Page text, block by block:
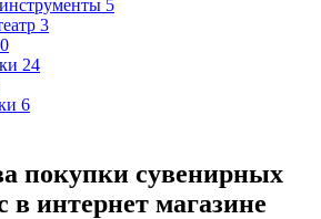
5
3
24
6
покупки сувенирных
в интернет магазине